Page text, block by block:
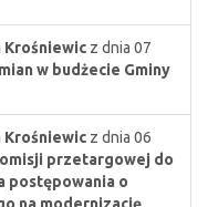
Krośniewic z dnia 07
w budżecie Gminy
Krośniewic z dnia 06
przetargowej do
postępowania o